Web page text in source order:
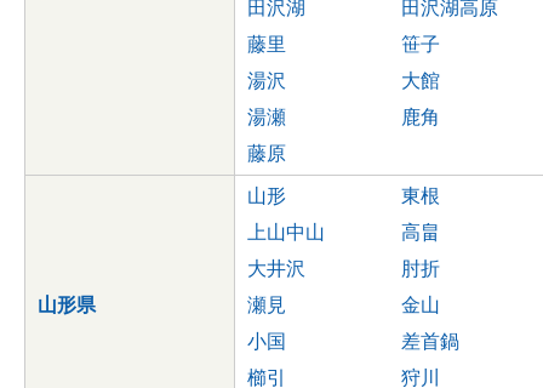
田沢湖
田沢湖高原
藤里
笹子
湯沢
大館
湯瀬
鹿角
藤原
山形県
山形
東根
上山中山
高畠
大井沢
肘折
瀬見
金山
小国
差首鍋
櫛引
狩川